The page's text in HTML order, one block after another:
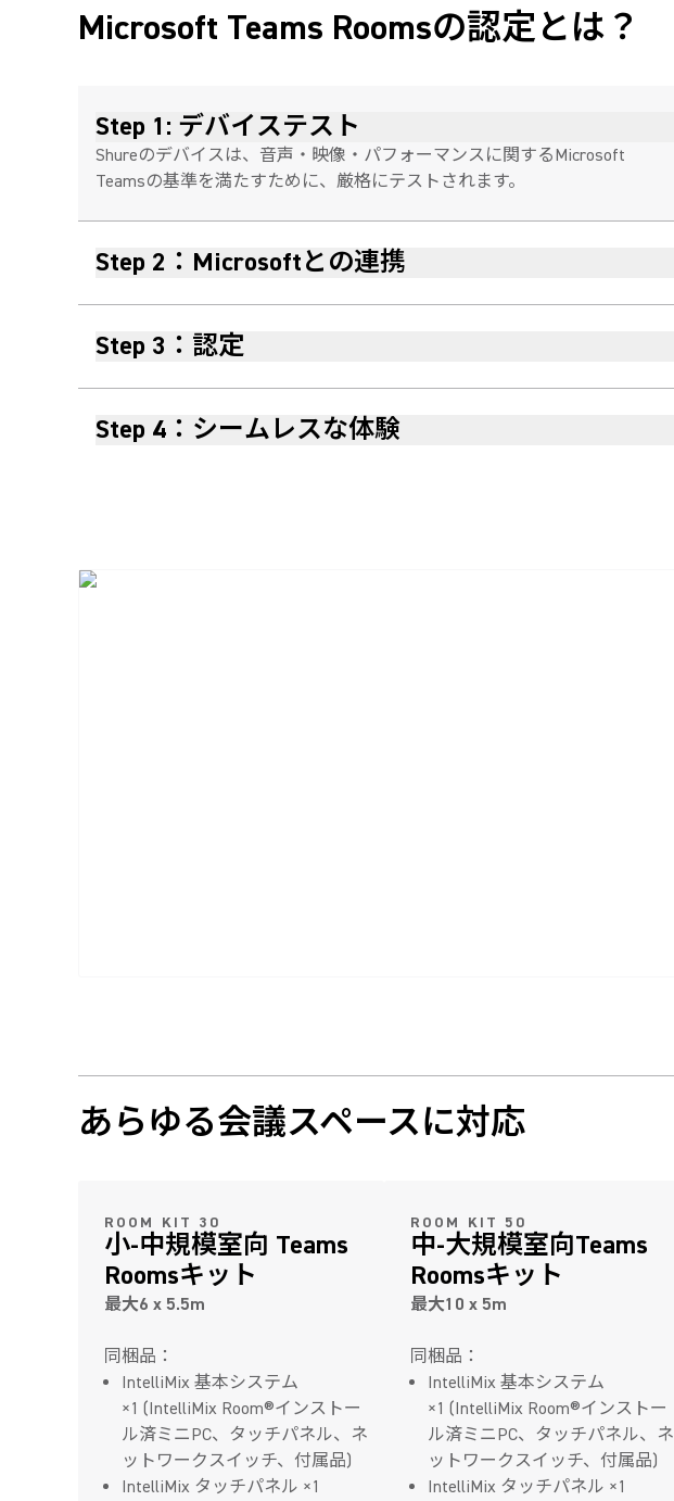
Microsoft Teams Roomsの認定とは？
Step 1: デバイステスト
Shureのデバイスは、音声・映像・パフォーマンスに関するMicrosoft
Teamsの基準を満たすために、厳格にテストされます。
Step 2：Microsoftとの連携
Step 3：認定
Step 4：シームレスな体験
あらゆる会議スペースに対応
ROOM KIT 30
小-中規模室向 Teams
Roomsキット
最大6 x 5.5m
同梱品：
IntelliMix 基本システム
×1 (IntelliMix Room®インストー
ル済ミニPC、タッチパネル、ネ
ットワークスイッチ、付属品)
IntelliMix タッチパネル ×1
ROOM KIT 50
中-大規模室向Teams
Roomsキット
最大10 x 5m
同梱品：
IntelliMix 基本システム
×1 (IntelliMix Room®インストー
ル済ミニPC、タッチパネル、ネ
ットワークスイッチ、付属品)
IntelliMix タッチパネル ×1